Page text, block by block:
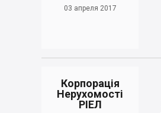
03 апреля 2017
Корпорація
Нерухомості
РІЕЛ